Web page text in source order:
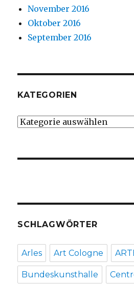
November 2016
Oktober 2016
September 2016
KATEGORIEN
Kategorien
SCHLAGWÖRTER
Arles Art Cologne
Bundeskunsthalle